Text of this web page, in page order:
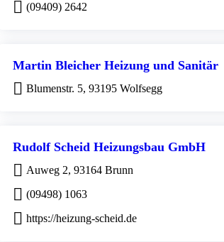
(09409) 2642
Martin Bleicher Heizung und Sanitär
Blumenstr. 5, 93195 Wolfsegg
Rudolf Scheid Heizungsbau GmbH
Auweg 2, 93164 Brunn
(09498) 1063
https://heizung-scheid.de